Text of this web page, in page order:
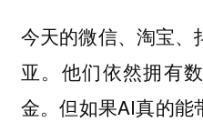
今天的微信、淘宝、
亚。他们依然拥有
金。但如果AI真的能